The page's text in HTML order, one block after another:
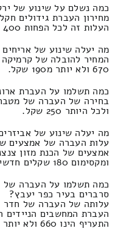
כמה נשלם על שינוע של
מחירון העברת גידולים
העלות זה לכל הפחות 400 שקלים.
מה יעלה שינוע של
המחיר להובלה של
670 ולא יותר מ190 שקל.
כמה תשלמו על העברת
ולכל היותר 250 שקל.
מה יעלה שינוע של
עלות העברה של אמצעים
ומקסימום 180 שקלים חדשים.
כמה תשלמו על העברה של
סרברים בעיר כפר יעבץ?
עלותה של העברה של חדר
העברת המחשבים הניידים
התעריף הינו 660 ולא יותר מ250 ₪.